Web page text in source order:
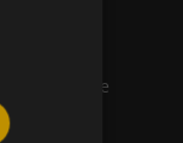
de activitate
tonaje.